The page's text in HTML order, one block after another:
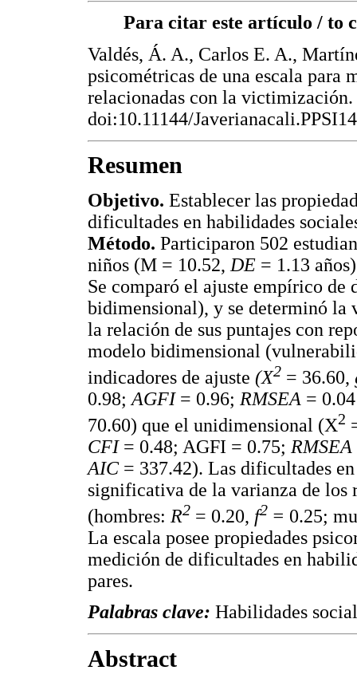
Para citar este artículo / to
Valdés, Á. A., Carlos E. A.,
psicométricas de una escala para
relacionadas con la victimización.
doi:10.11144/
Resumen
Objetivo. Establecer las
dificultades en habilidades
Método. Participaron 502
niños (M = 10.52, DE = 1.13
Se comparó el ajuste empírico
bidimensional), y se determinó la
la relación de sus puntajes con
modelo bidimensional
indicadores de ajuste (X2 = 36.60,
0.98; AGFI = 0.96; RMSEA =
70.60) que el unidimensional (X2
CFI = 0.48; AGFI = 0.75; RMSEA
AIC = 337.42). Las dificultades
significativa de la varianza de los
(hombres: R2 = 0.20, f2 = 0.25;
La escala posee propiedades
medición de dificultades en
pares.
Palabras clave: Habilidades
Abstract